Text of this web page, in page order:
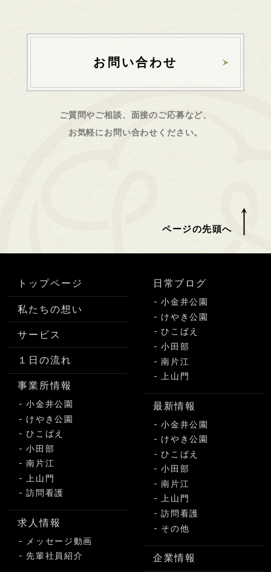
お問い合わせ
ご質問やご相談、面接のご応募など、
お気軽にお問い合わせください。
ページの先頭へ
トップページ
私たちの想い
サービス
１日の流れ
事業所情報
小金井公園
けやき公園
ひこばえ
小田部
南片江
上山門
訪問看護
求人情報
メッセージ動画
先輩社員紹介
日常ブログ
小金井公園
けやき公園
ひこばえ
小田部
南片江
上山門
最新情報
小金井公園
けやき公園
ひこばえ
小田部
南片江
上山門
訪問看護
その他
企業情報